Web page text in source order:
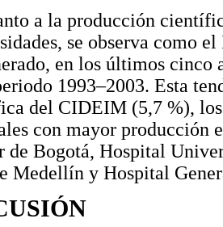
a la producción
se observa como
en los últimos cinco
1993–2003. Esta
del CIDEIM (5,7 %),
con mayor producción
Bogotá, Hospital
Medellín y Hospital